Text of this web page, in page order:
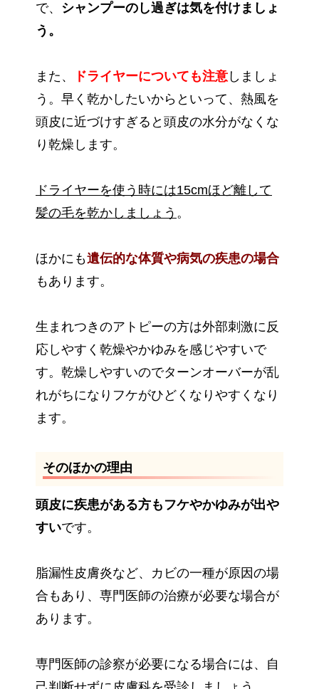
で、 シャンプーのし過ぎは気を付けましょ
う。
また、 ドライヤーについても注意 しましょ
う。早く乾かしたいからといって、熱風を
頭皮に近づけすぎると頭皮の水分がなくな
り乾燥します。
ドライヤーを使う時には15cmほど離して
髪の毛を乾かしましょう 。
ほかにも遺伝的な体質や病気の疾患の場合
もあります。
生まれつきのアトピーの方は外部刺激に反
応しやすく乾燥やかゆみを感じやすいで
す。乾燥しやすいのでターンオーバーが乱
れがちになりフケがひどくなりやすくなり
ます。
そのほかの理由
頭皮に疾患がある方もフケやかゆみが出や
すいです。
脂漏性皮膚炎など、カビの一種が原因の場
合もあり、専門医師の治療が必要な場合が
あります。
専門医師の診察が必要になる場合には、自